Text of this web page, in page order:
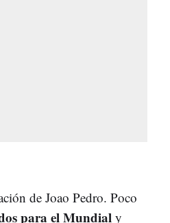
de Joao Pedro. Poco
para el Mundial y